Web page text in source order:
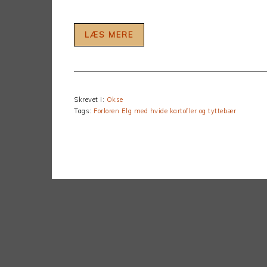
LÆS MERE
Skrevet i: Okse
Tags: Forloren Elg med hvide kartofler og tyttebær